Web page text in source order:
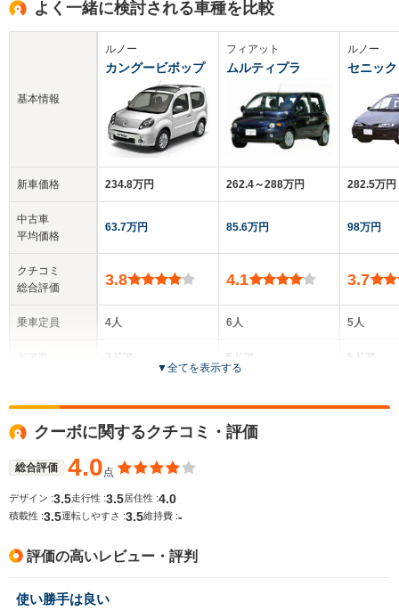
よく一緒に検討される車種を比較
基本情報
新車価格
中古車
平均価格
クチコミ
総合評価
乗車定員
サイズ
(全長x全幅x全高)
ルノー
カングービボップ
234.8万円
63.7万円
3.8
4人
3ドア
全高
1.83m
3.87m
フィアット
ムルティプラ
262.4～288万円
85.6万円
4.1
6人
5ドア
全高
ルノー
セニック
282.5万円
98万円
3.7
5人
5ドア
全
▼全てを表示する
クーボに関するクチコミ・評価
総合評価 4.0点
デザイン :3.5走行性 :3.5 居住性 :4.0
積載性 :3.5運転しやすさ :3.5維持費 :-
評価の高いレビュー・評判
使い勝手は良い